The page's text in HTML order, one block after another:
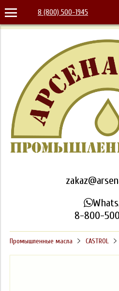
8 (800) 500-1945
8-800-
Промышленные масла CASTROL